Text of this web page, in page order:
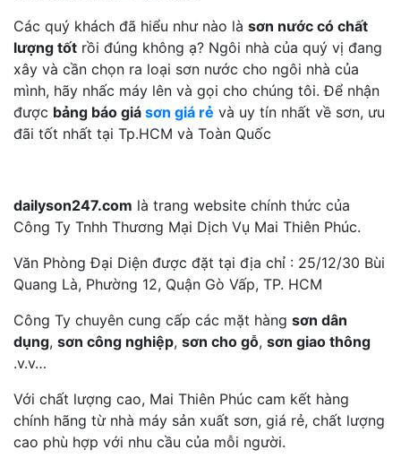
Các quý khách đã hiểu như nào là sơn nước có chất
lượng tốt rồi đúng không ạ? Ngôi nhà của quý vị đang
xây và cần chọn ra loại sơn nước cho ngôi nhà của
mình, hãy nhấc máy lên và gọi cho chúng tôi. Để nhận
được bảng báo giá sơn giá rẻ và uy tín nhất về sơn, ưu
đãi tốt nhất tại Tp.HCM và Toàn Quốc
dailyson247.com là trang website chính thức của
Công Ty Tnhh Thương Mại Dịch Vụ Mai Thiên Phúc.
Văn Phòng Đại Diện được đặt tại địa chỉ : 25/12/30 Bùi
Quang Là, Phường 12, Quận Gò Vấp, TP. HCM
Công Ty chuyên cung cấp các mặt hàng sơn dân
dụng, sơn công nghiệp, sơn cho gỗ, sơn giao thông
.v.v…
Với chất lượng cao, Mai Thiên Phúc cam kết hàng
chính hãng từ nhà máy sản xuất sơn, giá rẻ, chất lượng
cao phù hợp với nhu cầu của mỗi người.